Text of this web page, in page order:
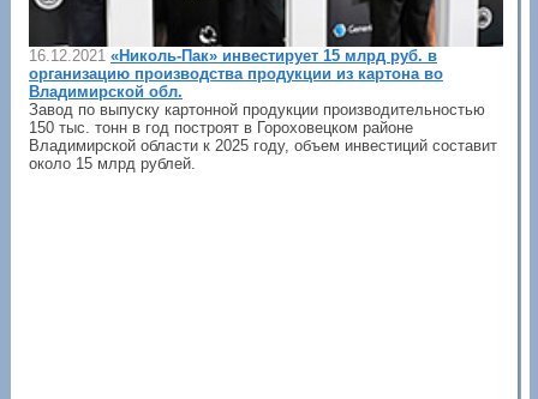
16.12.2021 «Николь-Пак» инвестирует 15 млрд руб. в
организацию производства продукции из картона во
Владимирской обл.
Завод по выпуску картонной продукции производительностью
150 тыс. тонн в год построят в Гороховецком районе
Владимирской области к 2025 году, объем инвестиций составит
около 15 млрд рублей.